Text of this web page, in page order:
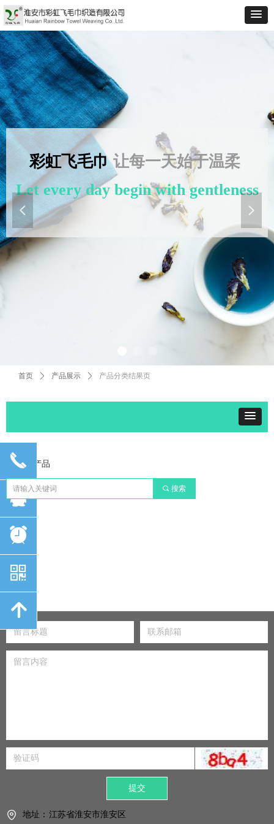
彩虹飞毛巾 让每一天始于温柔
Let every day begin with gentleness
넳 넲
共0个产品
首页 ꄲ 产品展示 ꄲ 产品分类结果页
끠 搜索
提交
地址： 江苏省淮安市淮安区
끅
뀩
뀥
낃
녕